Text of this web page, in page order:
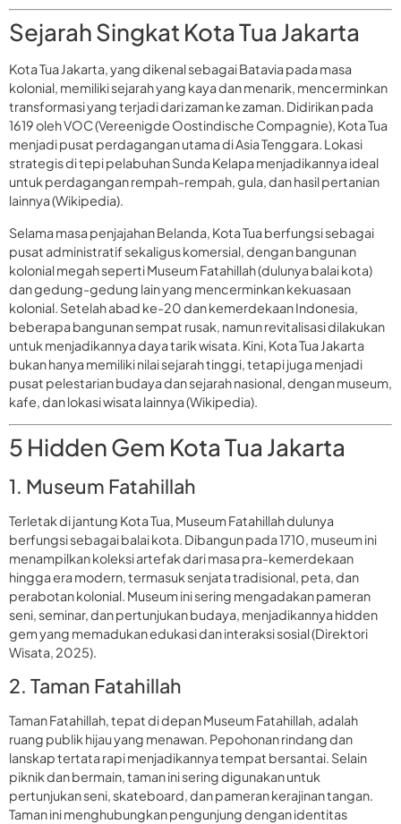
Sejarah Singkat Kota Tua Jakarta
Kota Tua Jakarta, yang dikenal sebagai Batavia pada masa
kolonial, memiliki sejarah yang kaya dan menarik, mencerminkan
transformasi yang terjadi dari zaman ke zaman. Didirikan pada
1619 oleh VOC (Vereenigde Oostindische Compagnie), Kota Tua
menjadi pusat perdagangan utama di Asia Tenggara. Lokasi
strategis di tepi pelabuhan Sunda Kelapa menjadikannya ideal
untuk perdagangan rempah-rempah, gula, dan hasil pertanian
lainnya (Wikipedia).
Selama masa penjajahan Belanda, Kota Tua berfungsi sebagai
pusat administratif sekaligus komersial, dengan bangunan
kolonial megah seperti Museum Fatahillah (dulunya balai kota)
dan gedung-gedung lain yang mencerminkan kekuasaan
kolonial. Setelah abad ke-20 dan kemerdekaan Indonesia,
beberapa bangunan sempat rusak, namun revitalisasi dilakukan
untuk menjadikannya daya tarik wisata. Kini, Kota Tua Jakarta
bukan hanya memiliki nilai sejarah tinggi, tetapi juga menjadi
pusat pelestarian budaya dan sejarah nasional, dengan museum,
kafe, dan lokasi wisata lainnya (Wikipedia).
5 Hidden Gem Kota Tua Jakarta
1. Museum Fatahillah
Terletak di jantung Kota Tua, Museum Fatahillah dulunya
berfungsi sebagai balai kota. Dibangun pada 1710, museum ini
menampilkan koleksi artefak dari masa pra-kemerdekaan
hingga era modern, termasuk senjata tradisional, peta, dan
perabotan kolonial. Museum ini sering mengadakan pameran
seni, seminar, dan pertunjukan budaya, menjadikannya hidden
gem yang memadukan edukasi dan interaksi sosial (Direktori
Wisata, 2025).
2. Taman Fatahillah
Taman Fatahillah, tepat di depan Museum Fatahillah, adalah
ruang publik hijau yang menawan. Pepohonan rindang dan
lanskap tertata rapi menjadikannya tempat bersantai. Selain
piknik dan bermain, taman ini sering digunakan untuk
pertunjukan seni, skateboard, dan pameran kerajinan tangan.
Taman ini menghubungkan pengunjung dengan identitas